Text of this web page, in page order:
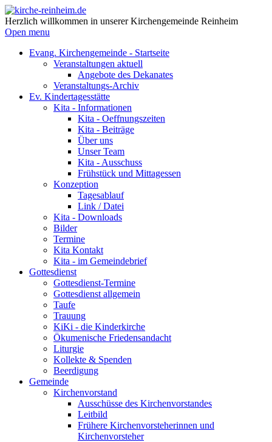
Herzlich willkommen in unserer Kirchengemeinde Reinheim
Open menu
Evang. Kirchengemeinde - Startseite
Veranstaltungen aktuell
Angebote des Dekanates
Veranstaltungs-Archiv
Ev. Kindertagesstätte
Kita - Informationen
Kita - Oeffnungszeiten
Kita - Beiträge
Über uns
Unser Team
Kita - Ausschuss
Frühstück und Mittagessen
Konzeption
Tagesablauf
Link / Datei
Kita - Downloads
Bilder
Termine
Kita Kontakt
Kita - im Gemeindebrief
Gottesdienst
Gottesdienst-Termine
Gottesdienst allgemein
Taufe
Trauung
KiKi - die Kinderkirche
Ökumenische Friedensandacht
Liturgie
Kollekte & Spenden
Beerdigung
Gemeinde
Kirchenvorstand
Ausschüsse des Kirchenvorstandes
Leitbild
Frühere Kirchenvorsteherinnen und
Kirchenvorsteher